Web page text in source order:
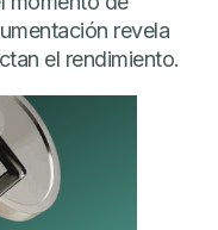
revela
el rendimiento.